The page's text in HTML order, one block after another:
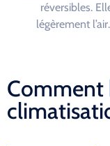
réversibles.
légèrement
Comment